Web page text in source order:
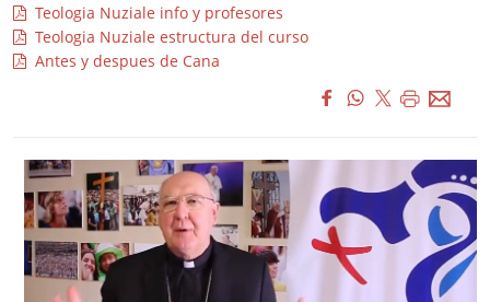
Teologia Nuziale info y profesores
Teologia Nuziale estructura del curso
Antes y despues de Cana